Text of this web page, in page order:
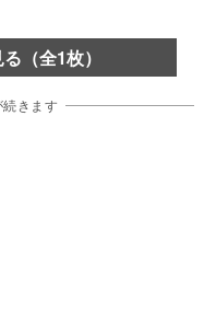
（全1枚）
きます